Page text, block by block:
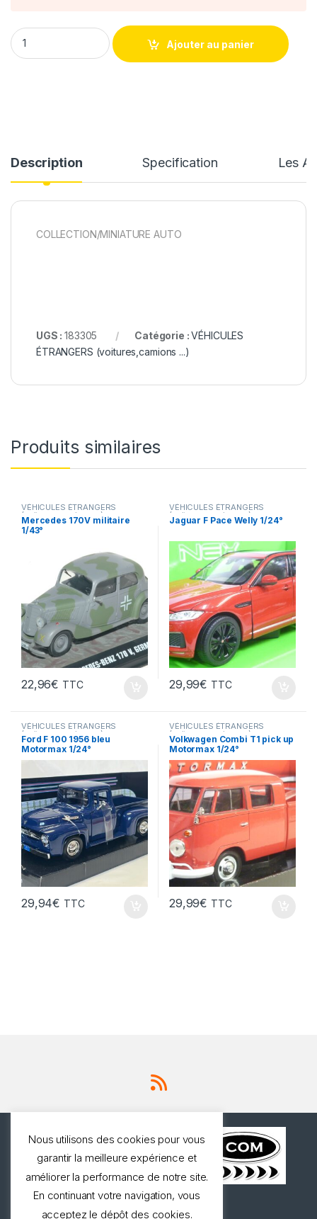
Opel Manta G.Frequelin 1984 1/18° Norev quantity
Ajouter au panier
Description Specification Les
COLLECTION/MINIATURE AUTO
UGS :183305 Catégorie :VÉHICULES
ÉTRANGERS (voitures,camions ...)
Produits similaires
VÉHICULES ÉTRANGERS
(voitures,camions ...),
VÉHICULES INTERVENTION
(gendarmerie, pompiers, police,
Mercedes 170V militaire
1/43°
22,96€ TTC
VÉHICULES ÉTRANGERS
(voitures,camions ...)
Jaguar F Pace Welly 1/24°
29,99€ TTC
VÉHICULES ÉTRANGERS
(voitures,camions ...)
Ford F 100 1956 bleu
Motormax 1/24°
29,94€ TTC
VÉHICULES ÉTRANGERS
(voitures,camions ...)
Volkwagen Combi T1 pick up
Motormax 1/24°
29,99€ TTC
Nous utilisons des cookies pour vous
garantir la meilleure expérience et
améliorer la performance de notre site.
En continuant votre navigation, vous
acceptez le dépôt des cookies.